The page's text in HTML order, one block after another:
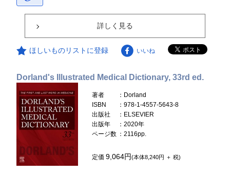
詳しく見る
ほしいものリストに登録 いいね
Dorland's Illustrated Medical Dictionary, 33rd ed.
著者
：Dorland
ISBN
：978-1-4557-5643-8
出版社
：ELSEVIER
出版年
：2020年
ページ数 ：2116pp.
定価9,064円(本体8,240円 ＋ 税)